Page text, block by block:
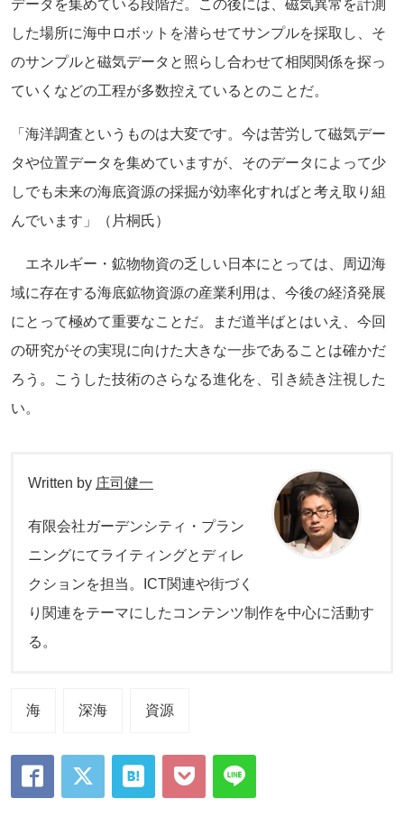
データを集めている段階だ。この後には、磁気異常を計測
した場所に海中ロボットを潜らせてサンプルを採取し、そ
のサンプルと磁気データと照らし合わせて相関関係を探っ
ていくなどの工程が多数控えているとのことだ。
「海洋調査というものは大変です。今は苦労して磁気デー
タや位置データを集めていますが、そのデータによって少
しでも未来の海底資源の採掘が効率化すればと考え取り組
んでいます」（片桐氏）
エネルギー・鉱物物資の乏しい日本にとっては、周辺海
域に存在する海底鉱物資源の産業利用は、今後の経済発展
にとって極めて重要なことだ。まだ道半ばとはいえ、今回
の研究がその実現に向けた大きな一歩であることは確かだ
ろう。こうした技術のさらなる進化を、引き続き注視した
い。
Written by 庄司健一
有限会社ガーデンシティ・プラン
ニングにてライティングとディレ
クションを担当。ICT関連や街づく
り関連をテーマにしたコンテンツ制作を中心に活動す
る。
海 深海 資源